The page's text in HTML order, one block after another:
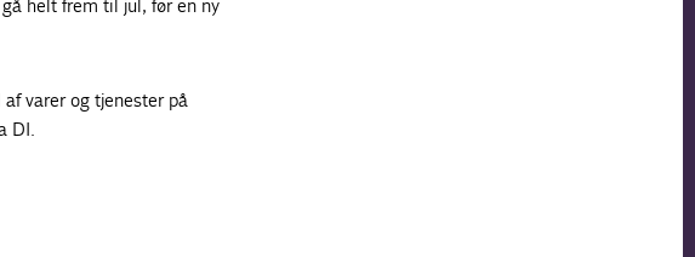
helt frem til jul, før en ny
varer og tjenester på
DI.